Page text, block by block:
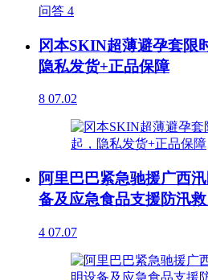
问答 4
冈本SKIN超薄避孕套限
隐私发货+正品保障
8 07.02
阿里巴巴紧急驰援广西
备及应急食品支援防汛
4 07.07